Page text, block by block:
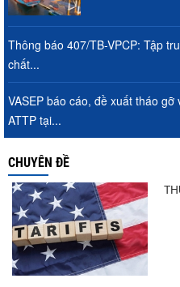
Thông báo 407/TB-VPCP: Tập
chất...
VASEP báo cáo, đề xuất tháo
ATTP tại...
CHUYÊN ĐỀ